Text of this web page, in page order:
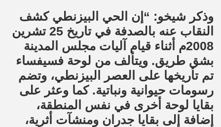
وذكر شيخو: “إن الحي البيزنطي كشف
النقاب عنه بالصدفة في تاريخ 25 تشرين
2008م أثناء قيام آليات مجلس المدينة
بشق طريق. ويتألف من لوحة فسيفساء
تم تأريخها على العصر البيزنطي، وتضم
رسومات حيوانية ونباتية. كما وعثر على
بقايا لوحة أخرى في نفس المنطقة،
إضافة إلى بقايا جدران ومنشآت أثرية،